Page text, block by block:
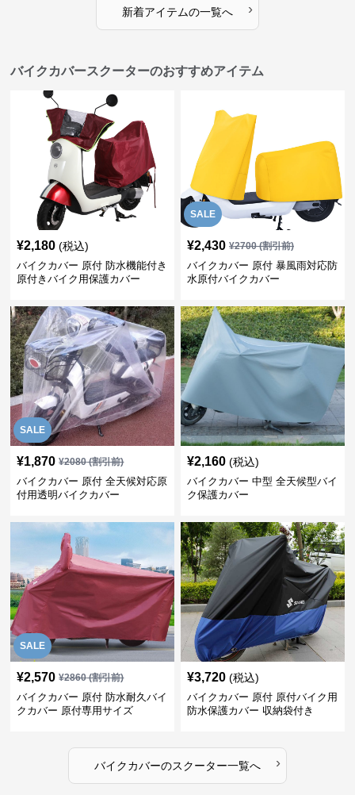
新着アイテムの一覧へ ›
バイクカバースクーターのおすすめアイテム
¥2,180 (税込)
バイクカバー 原付 防水機能付き
原付きバイク用保護カバー
SALE
¥2,430 ¥2700(割引前)
バイクカバー 原付 暴風雨対応防
水原付バイクカバー
SALE
¥1,870 ¥2080(割引前)
バイクカバー 原付 全天候対応原
付用透明バイクカバー
¥2,160 (税込)
バイクカバー 中型 全天候型バイ
ク保護カバー
SALE
¥2,570 ¥2860(割引前)
バイクカバー 原付 防水耐久バイ
クカバー 原付専用サイズ
¥3,720 (税込)
バイクカバー 原付 原付バイク用
防水保護カバー 収納袋付き
バイクカバーのスクーター一覧へ ›